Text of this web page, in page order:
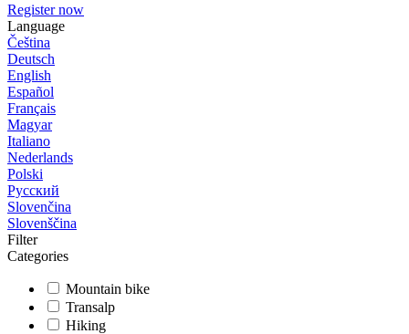
Register now
Language
Čeština
Deutsch
English
Español
Français
Magyar
Italiano
Nederlands
Polski
Русский
Slovenčina
Slovenščina
Filter
Categories
Mountain bike
Transalp
Hiking